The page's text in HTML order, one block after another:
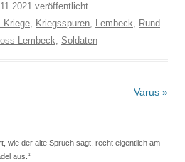
veröffentlicht.
Kriege, Kriegsspuren, Lembeck, Rund
Lembeck, Soldaten
Varus »
wie der alte Spruch sagt, recht eigentlich am
aus.“